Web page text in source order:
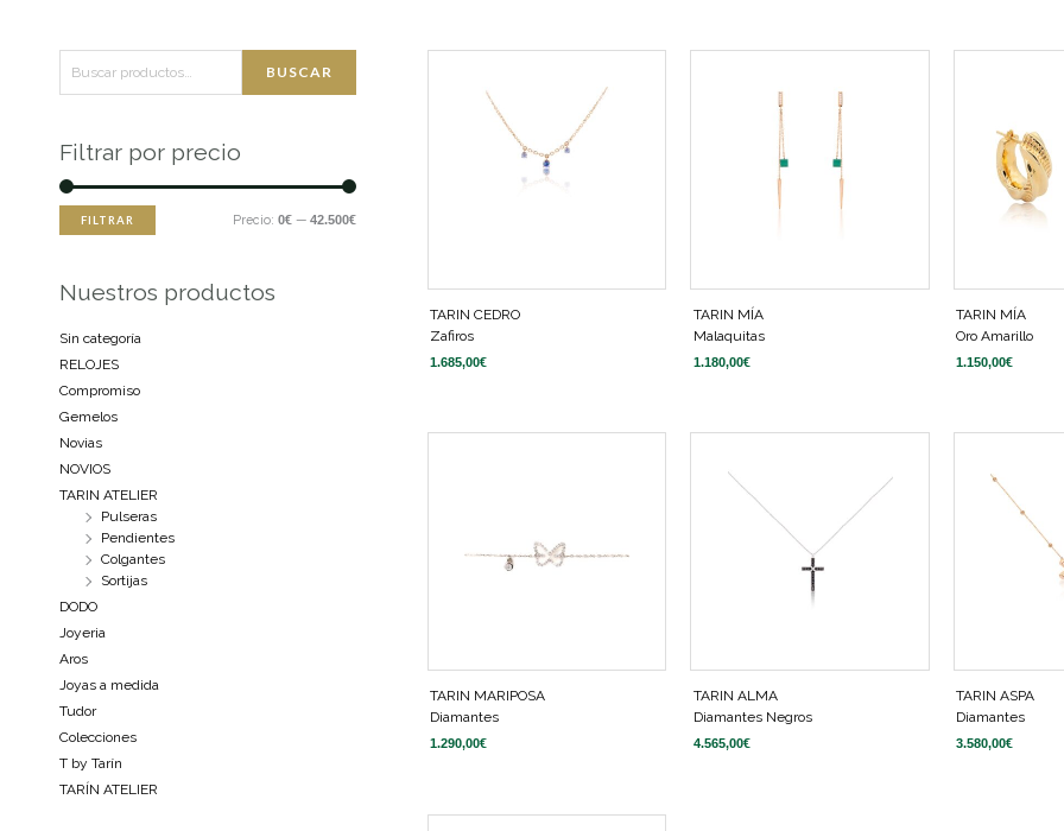
por:
BUSCAR
Filtrar por precio
mínimo
máximo
FILTRAR Precio: 0€— 42.500€
Nuestros productos
Sin categoría
RELOJES
Compromiso
Gemelos
Novias
NOVIOS
TARIN ATELIER
Pulseras
Pendientes
Colgantes
Sortijas
DODO
Joyeria
Aros
Joyas a medida
Tudor
Colecciones
T by Tarín
TARÍN ATELIER
TARIN CEDRO
Zafiros
1.685,00€
TARIN MÍA
Malaquitas
1.180,00€
TARIN MÍA
Oro Amarillo
1.150,00€
TARIN MARIPOSA
Diamantes
1.290,00€
TARIN ALMA
Diamantes Negros
4.565,00€
TARIN ASPA
Diamantes
3.580,00€